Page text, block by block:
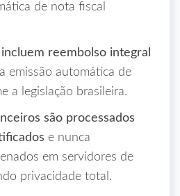
de nota fiscal
reembolso integral
emissão automática de
a legislação brasileira.
são processados
e nunca
em servidores de
privacidade total.